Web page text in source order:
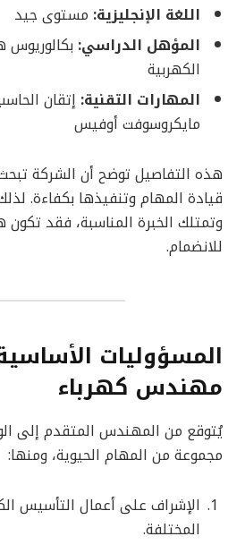
اللغة الإنجليزية: مستوى جيد
المؤهل الدراسي: بكالوريوس
الكهربية
المهارات التقنية: إتقان
مايكروسوفت أوفيس
هذه التفاصيل توضح أن الشركة
قيادة المهام وتنفيذها بكفاءة.
وتمتلك الخبرة المناسبة، فقد
للانضمام.
المسؤوليات
مهندس كهرباء
يُتوقع من المهندس المتقدم إلى
مجموعة من المهام الحيوية، ومنها:
الإشراف على أعمال التأسيس
المختلفة.